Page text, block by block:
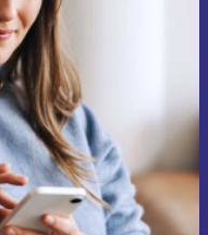
offre.
données personnelles